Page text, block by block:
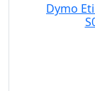
Dymo